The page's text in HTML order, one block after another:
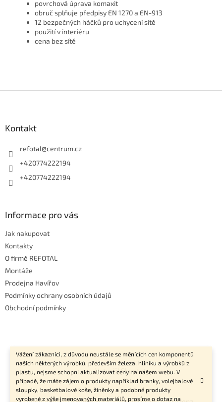
Vážení zákazníci, z důvodu neustále se měnících cen komponentů
našich některých výrobků, především železa, hliníku a výrobků z
plastu, nejsme schopni aktualizovat ceny na našem webu. V
případě, že máte zájem o produkty například branky, volejbalové
sloupky, basketbalové koše, žíněnky a podobné produkty
vyrobené z výše jmenovaných materiálů, prosíme o dotaz na
povrchová úprava komaxit
obruč splňuje předpisy EN 1270 a EN-913
12 bezpečných háčků pro uchycení sítě
použití v interiéru
cena bez sítě
Kontakt
refotal@centrum.cz
+420774222194
+420774222194
Informace pro vás
Jak nakupovat
Kontakty
O firmě REFOTAL
Montáže
Prodejna Havířov
Podmínky ochrany osobních údajů
Obchodní podmínky
Vytvořil Shoptet